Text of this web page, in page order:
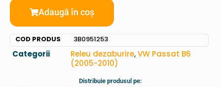
Adaugă în coș
COD PRODUS 3B0951253
Categorii Releu dezaburire,VW Passat B6
(2005-2010)
Distribuie produsul pe: